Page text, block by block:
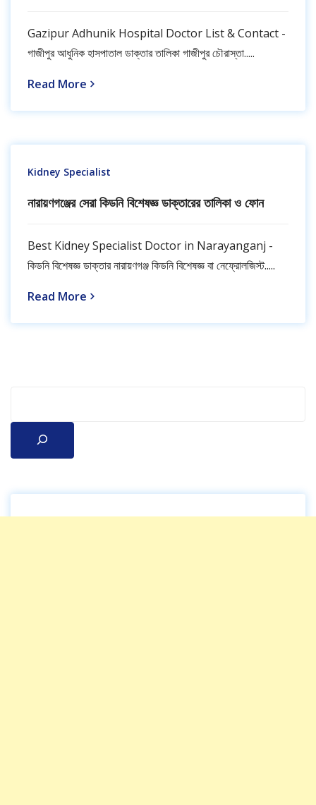
Gazipur Adhunik Hospital Doctor List & Contact -
গাজীপুর আধুনিক হাসপাতাল ডাক্তার তালিকা গাজীপুর চৌরাস্তা.....
Read More
Kidney Specialist
নারায়ণগঞ্জের সেরা কিডনি বিশেষজ্ঞ ডাক্তারের তালিকা ও ফোন
Best Kidney Specialist Doctor in Narayanganj -
কিডনি বিশেষজ্ঞ ডাক্তার নারায়ণগঞ্জ কিডনি বিশেষজ্ঞ বা নেফ্রোলজিস্ট.....
Read More